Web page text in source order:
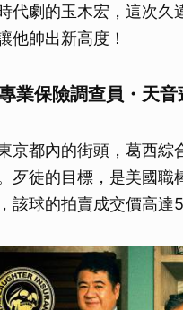
代劇的玉木宏，這次久
他帥出新高度！
專業保險調查員・天
京都內的街頭，葛西綜
歹徒的目標，是美國
該球的拍賣成交價高達